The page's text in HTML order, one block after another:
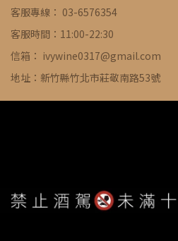
客服專線： 03-6576354
客服時間：11:00-22:30
信箱： ivywine0317@gmail.com
地址：新竹縣竹北市莊敬南路53號